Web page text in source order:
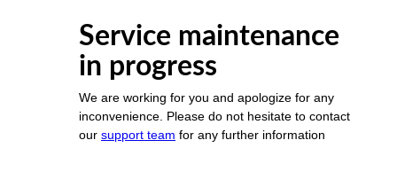
Service maintenance
in progress
We are working for you and apologize for any
inconvenience. Please do not hesitate to contact
our support team for any further information